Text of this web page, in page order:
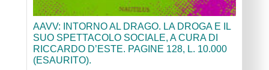
AAVV: INTORNO AL DRAGO. LA DROGA E IL
SUO SPETTACOLO SOCIALE, A CURA DI
RICCARDO D’ESTE. PAGINE 128, L. 10.000
(ESAURITO).